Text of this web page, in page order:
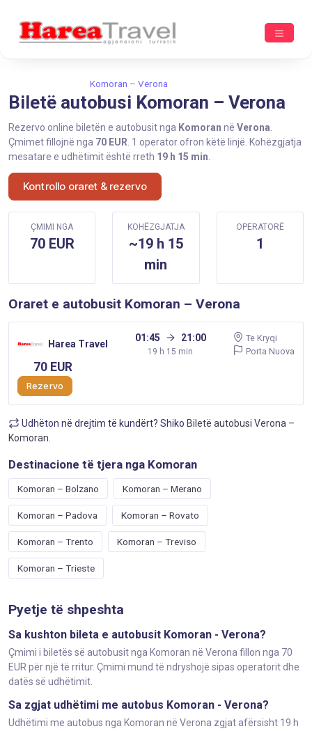
Komoran – Verona
Biletë autobusi Komoran – Verona
Rezervo online biletën e autobusit nga Komoran në Verona
Çmimet fillojnë nga 70 EUR . 1 operator ofron këtë linjë. Kohëzgjatja
mesatare e udhëtimit është rreth 19 h 15 min
Kontrollo oraret & rezervo
ÇMIMI NGA
70 EUR
KOHËZGJATJA
~19 h 15
min
OPERATORË
1
Oraret e autobusit Komoran – Verona
Harea Travel
01:45 21:00
19 h 15 min
Te Kryqi
Porta Nuova
70 EUR
Rezervo
Udhëton në drejtim të kundërt? Shiko Biletë autobusi Verona –
Komoran
Destinacione të tjera nga Komoran
Komoran – Bolzano Komoran – Merano
Komoran – Padova Komoran – Rovato
Komoran – Trento Komoran – Treviso
Komoran – Trieste
Pyetje të shpeshta
Sa kushton bileta e autobusit Komoran - Verona?
Çmimi i biletës së autobusit nga Komoran në Verona fillon nga 70
EUR për një të rritur. Çmimi mund të ndryshojë sipas operatorit dhe
datës së udhëtimit.
Sa zgjat udhëtimi me autobus Komoran - Verona?
Udhëtimi me autobus nga Komoran në Verona zgjat afërsisht 19 h